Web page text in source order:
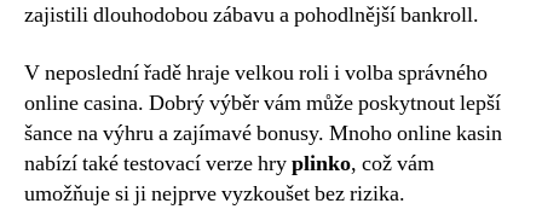
zajistili dlouhodobou zábavu a pohodlnější bankroll.
V neposlední řadě hraje velkou roli i volba správného
online casina. Dobrý výběr vám může poskytnout lepší
šance na výhru a zajímavé bonusy. Mnoho online kasin
nabízí také testovací verze hryplinko, což vám
umožňuje si ji nejprve vyzkoušet bez rizika.